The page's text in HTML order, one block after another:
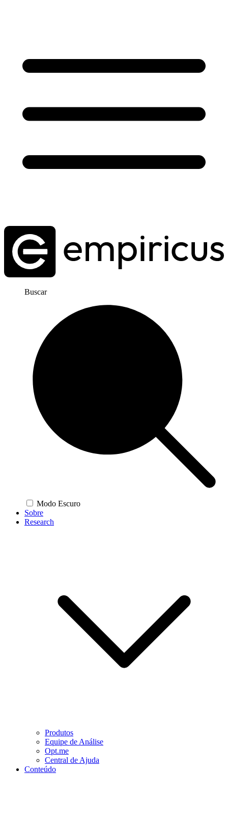
Buscar
Modo Escuro
Sobre
Research
Produtos
Equipe de Análise
Opt.me
Central de Ajuda
Conteúdo